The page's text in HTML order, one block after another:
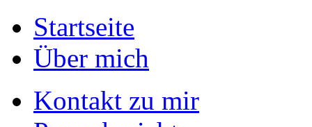
Startseite
Über mich
Kontakt zu mir